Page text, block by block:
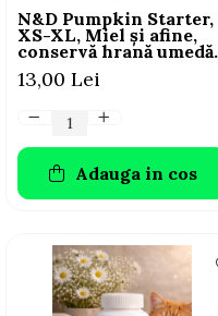
N&D Pumpkin Starter,
XS-XL, Miel și afine,
conservă hrană umedă
fără cereale câini
junior, (în sos), 285g
13,00 Lei
Adauga in cos